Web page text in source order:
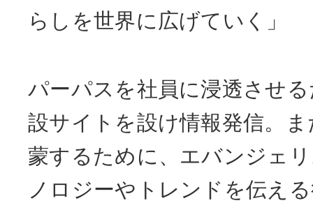
らしを世界に広げていく」
パーパスを社員に浸透させ
設サイトを設け情報発信。
蒙するために、エバンジェ
ノロジーやトレンドを伝え